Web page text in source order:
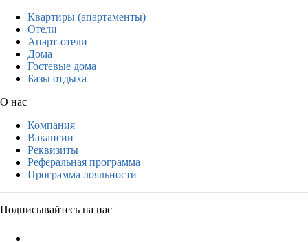
Квартиры (апартаменты)
Отели
Апарт-отели
Дома
Гостевые дома
Базы отдыха
О нас
Компания
Вакансии
Реквизиты
Реферальная программа
Программа лояльности
Подписывайтесь на нас